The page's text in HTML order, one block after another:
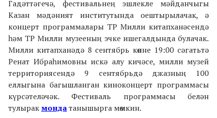
Гадәттәгечә, фестивальнең эшлекле мәйданчыгы
Казан мәдәният институтында оештырылачак, ә
концерт программалары ТР Милли китапханәсендә
һәм ТР Милли музееның эчке ишегалдында булачак.
Милли китапханәдә 8 сентябрь көнне 19:00 сәгатьтә
Ренат Ибраһимовны искә алу кичәсе, милли музей
территориясендә 9 сентябрьдә джазның 100
еллыгына багышланган киноконцерт программасы
күрсәтеләчәк. Фестиваль программасы белән
тулыракмондатанышырга мөмкин.